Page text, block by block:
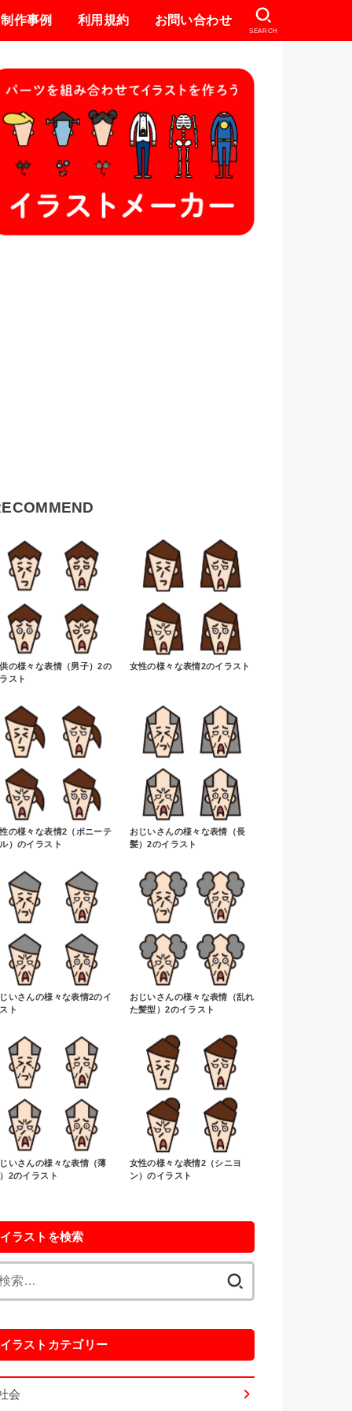
制作事例 利用規約 お問い合わせ
SEARCH
の様々な表情（男子）2の
スト
女性の様々な表情2のイラスト
の様々な表情2（ポニーテ
）のイラスト
おじいさんの様々な表情（長
髪）2のイラスト
いさんの様々な表情2のイ
ト
おじいさんの様々な表情（乱れ
た髪型）2のイラスト
いさんの様々な表情（薄
2のイラスト
女性の様々な表情2（シニヨ
ン）のイラスト
イラストを検索
イラストカテゴリー
会